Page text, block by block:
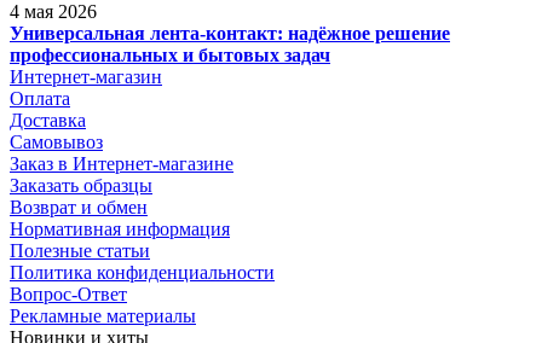
4 мая 2026
Универсальная лента-контакт: надёжное решение
профессиональных и бытовых задач
Интернет-магазин
Оплата
Доставка
Самовывоз
Заказ в Интернет-магазине
Заказать образцы
Возврат и обмен
Нормативная информация
Полезные статьи
Политика конфиденциальности
Вопрос-Ответ
Рекламные материалы
Новинки и хиты